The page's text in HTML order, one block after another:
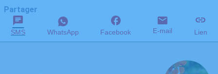
Partager
SMS WhatsApp Facebook E-mail Lien